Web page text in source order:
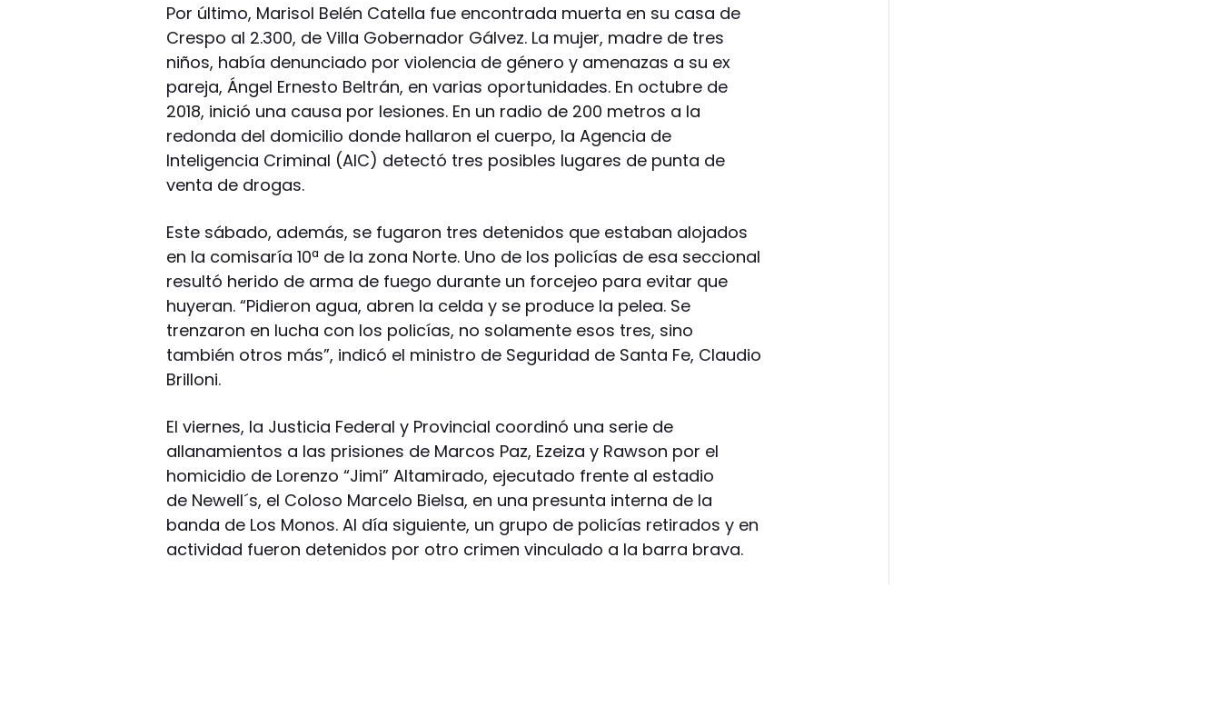
Por último, Marisol Belén Catella fue encontrada muerta en su casa de
Crespo al 2.300, de Villa Gobernador Gálvez. La mujer, madre de tres
niños, había denunciado por violencia de género y amenazas a su ex
pareja, Ángel Ernesto Beltrán, en varias oportunidades. En octubre de
2018, inició una causa por lesiones. En un radio de 200 metros a la
redonda del domicilio donde hallaron el cuerpo, la Agencia de
Inteligencia Criminal (AIC) detectó tres posibles lugares de punta de
venta de drogas.
Este sábado, además, se fugaron tres detenidos que estaban alojados
en la comisaría 10ª de la zona Norte. Uno de los policías de esa seccional
resultó herido de arma de fuego durante un forcejeo para evitar que
huyeran. “Pidieron agua, abren la celda y se produce la pelea. Se
trenzaron en lucha con los policías, no solamente esos tres, sino
también otros más”, indicó el ministro de Seguridad de Santa Fe, Claudio
Brilloni.
El viernes, la Justicia Federal y Provincial coordinó una serie de
allanamientos a las prisiones de Marcos Paz, Ezeiza y Rawson por el
homicidio de Lorenzo “Jimi” Altamirado, ejecutado frente al estadio
de Newell´s, el Coloso Marcelo Bielsa, en una presunta interna de la
banda de Los Monos. Al día siguiente, un grupo de policías retirados y en
actividad fueron detenidos por otro crimen vinculado a la barra brava.